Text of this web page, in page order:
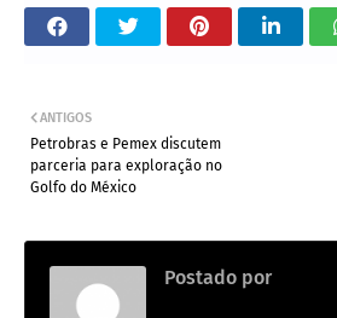
ANTIGOS
Petrobras e Pemex discutem
parceria para exploração no
Golfo do México
Postado por